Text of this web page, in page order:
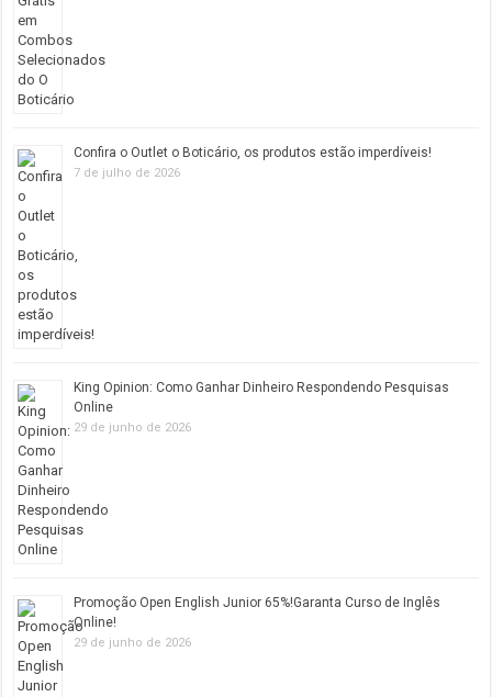
Confira o Outlet o Boticário, os produtos estão imperdíveis!
7 de julho de 2026
King Opinion: Como Ganhar Dinheiro Respondendo Pesquisas
Online
29 de junho de 2026
Promoção Open English Junior 65%!Garanta Curso de Inglês
Online!
29 de junho de 2026